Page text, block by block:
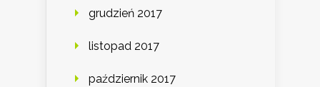
grudzień 2017
listopad 2017
październik 2017